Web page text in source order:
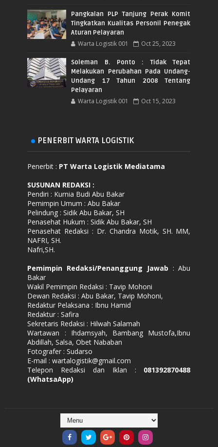
Pangkalan PLP Tanjung Perak Komit
Tingkatkan Kualitas Personil Penegak
Aturan Pelayaran
Warta Logistik 001 Oct 25, 2023
Soleman B. Ponto : Tidak Tepat
Melakukan Perubahan Pada Undang-
Undang 17 Tahun 2008 Tentang
Pelayaran
Warta Logistik 001 Oct 15, 2023
PENERBIT WARTA LOGISTIK
Penerbit : PT Warta Logistik Mediatama
SUSUNAN REDAKSI :
Pendiri : Kurnia Budi Abu Bakar
Pemimpin Umum : Abu Bakar
Pelindung : Sidik Abu Bakar, SH
Penasehat Hukum : Sidik Abu Bakar, SH
Penasehat Redaksi : Dr. Chandra Motik, SH. MM,
NAFRI, SH.
Nafri,SH.
Pemimpin Redaksi/Penanggung Jawab : Abu
Bakar
Wakil Pemimpin Redaksi : Tavip Mohoni
Dewan Redaksi : Abu Bakar, Tavip Mohoni,
Redaktur Pelaksana : Ibnu Hamid
Redaktur : Safira
Sekretaris Redaksi : Hilwah Salamah
Wartawan : Ihdamsyah, Bambang Mustofa,Ibnu
Abdillah, Salsa, Obet Nababan
Fotografer : Sudarso
E-mail : wartalogistik@gmail.com
Telepon Redaksi dan Iklan : 081392870488
(WhatsaApp)